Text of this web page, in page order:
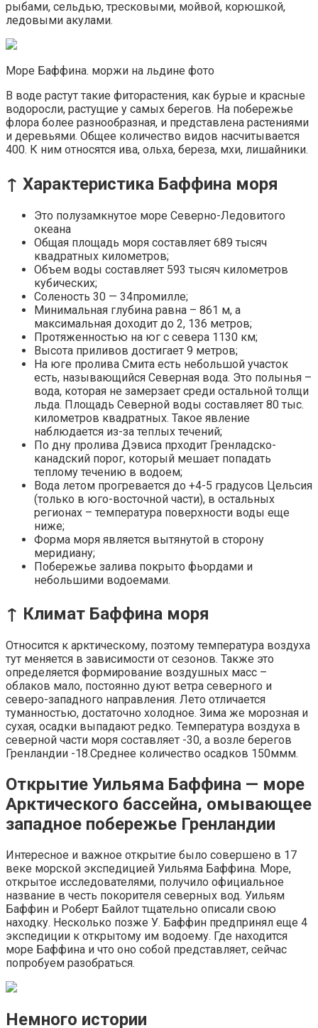
рыбами, сельдью, тресковыми, мойвой, корюшкой,
ледовыми акулами.
Море Баффина. моржи на льдине фото
В воде растут такие фиторастения, как бурые и красные
водоросли, растущие у самых берегов. На побережье
флора более разнообразная, и представлена растениями
и деревьями. Общее количество видов насчитывается
400. К ним относятся ива, ольха, береза, мхи, лишайники.
↑ Характеристика Баффина моря
Это полузамкнутое море Северно-Ледовитого
океана
Общая площадь моря составляет 689 тысяч
квадратных километров;
Объем воды составляет 593 тысяч километров
кубических;
Соленость 30 — 34промилле;
Минимальная глубина равна – 861 м, а
максимальная доходит до 2, 136 метров;
Протяженностью на юг с севера 1130 км;
Высота приливов достигает 9 метров;
На юге пролива Смита есть небольшой участок
есть, называющийся Северная вода. Это полынья –
вода, которая не замерзает среди остальной толщи
льда. Площадь Северной воды составляет 80 тыс.
километров квадратных. Такое явление
наблюдается из-за теплых течений;
По дну пролива Дэвиса прходит Гренладско-
канадский порог, который мешает попадать
теплому течению в водоем;
Вода летом прогревается до +4-5 градусов Цельсия
(только в юго-восточной части), в остальных
регионах – температура поверхности воды еще
ниже;
Форма моря является вытянутой в сторону
меридиану;
Побережье залива покрыто фьордами и
небольшими водоемами.
↑ Климат Баффина моря
Относится к арктическому, поэтому температура воздуха
тут меняется в зависимости от сезонов. Также это
определяется формирование воздушных масс –
облаков мало, постоянно дуют ветра северного и
северо-западного направления. Лето отличается
туманностью, достаточно холодное. Зима же морозная и
сухая, осадки выпадают редко. Температура воздуха в
северной части моря составляет -30, а возле берегов
Гренландии -18.Среднее количество осадков 150ммм.
Открытие Уильяма Баффина — море
Арктического бассейна, омывающее
западное побережье Гренландии
Интересное и важное открытие было совершено в 17
веке морской экспедицией Уильяма Баффина. Море,
открытое исследователями, получило официальное
название в честь покорителя северных вод. Уильям
Баффин и Роберт Байлот тщательно описали свою
находку. Несколько позже У. Баффин предпринял еще 4
экспедиции к открытому им водоему. Где находится
море Баффина и что оно собой представляет, сейчас
попробуем разобраться.
Немного истории